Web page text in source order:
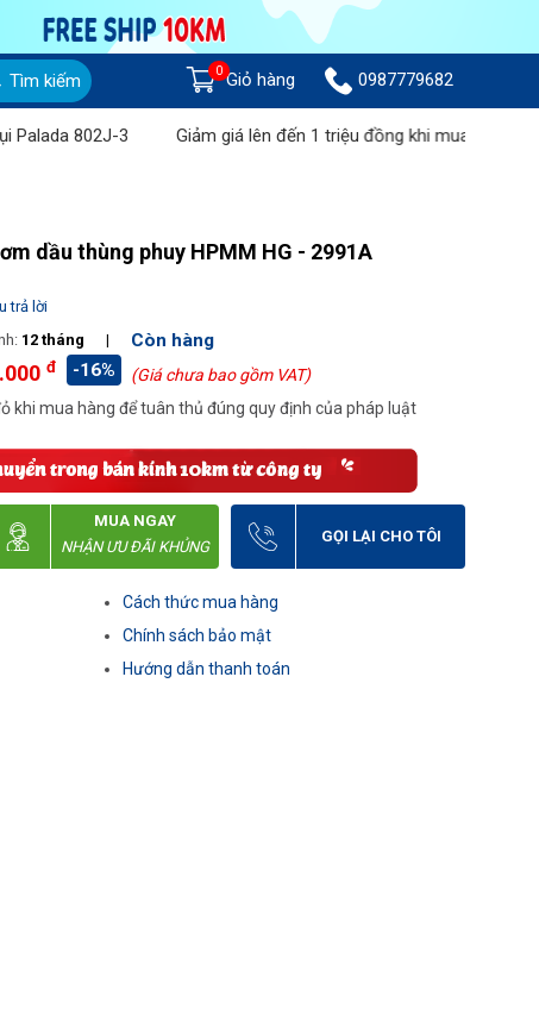
Tìm kiếm 0 Giỏ hàng 0987779682
802J-3 Giảm giá lên đến 1 triệu đồng khi mua Máy chà sàn
dầu thùng phuy HPMM HG - 2991A
trả lời
12 tháng | Còn hàng
đ -16%
(Giá chưa bao gồm VAT)
khi mua hàng để tuân thủ đúng quy định của pháp luật
MUA NGAY
NHẬN ƯU ĐÃI KHỦNG
GỌI LẠI CHO TÔI
Cách thức mua hàng
Chính sách bảo mật
Hướng dẫn thanh toán